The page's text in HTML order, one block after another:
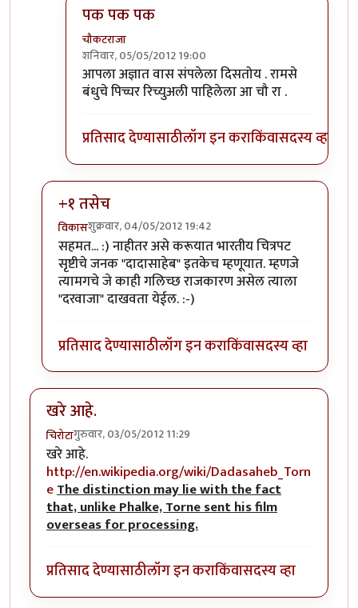
पक पक पक
चौकटराजा
शनिवार, 05/05/2012 19:00
In reply toरामसे बंधु मॅन्युफॅक्चरिंगbyपक पक पक
आपला अज्ञात वास संपलेला दिसतोय . रामसे
बंधुचे पिच्चर रिच्युअली पाहिलेला आ चौ रा .
प्रतिसाद देण्यासाठीलॉग इन कराकिंवासदस्य व्हा
+१ तसेच
विकासशुक्रवार, 04/05/2012 19:42
In reply toरामसे बंधु.byपरिकथेतील राजकुमार
सहमत... :) नाहीतर असे करूयात भारतीय चित्रपट
सृष्टीचे जनक "दादासाहेब" इतकेच म्हणूयात. म्हणजे
त्यामगचे जे काही गलिच्छ राजकारण असेल त्याला
"दरवाजा" दाखवता येईल. :-)
प्रतिसाद देण्यासाठीलॉग इन कराकिंवासदस्य व्हा
खरे आहे.
चिरोटागुरुवार, 03/05/2012 11:29
खरे आहे.
http://en.wikipedia.org/wiki/Dadasaheb_Torn
eThe distinction may lie with the fact
that, unlike Phalke, Torne sent his film
overseas for processing.
प्रतिसाद देण्यासाठीलॉग इन कराकिंवासदस्य व्हा